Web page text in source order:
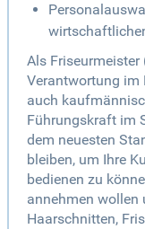
Als
Verantwortung im
auch
Führungskraft im
dem neuesten
bleiben, um Ihre
bedienen zu
annehmen wollen
Haarschnitten,